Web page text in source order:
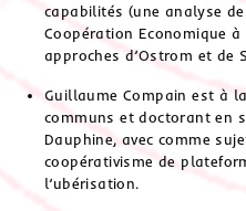
capabilités (une analyse
Coopération Economique
approches d’Ostrom et de
Guillaume Compain est à
communs et doctorant en
Dauphine, avec comme
coopérativisme de
l’ubérisation.